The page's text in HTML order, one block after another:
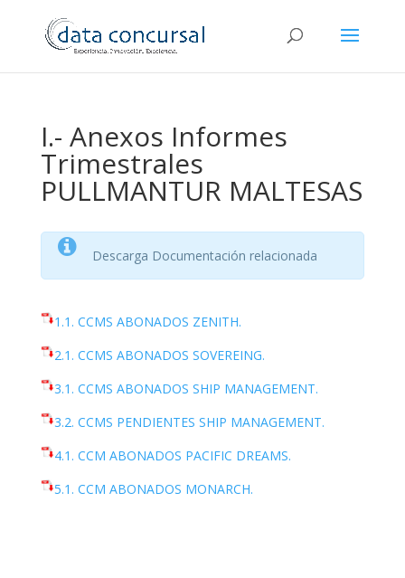
I.- Anexos Informes
Trimestrales
PULLMANTUR MALTESAS
Descarga Documentación relacionada
1.1. CCMS ABONADOS ZENITH.
2.1. CCMS ABONADOS SOVEREING.
3.1. CCMS ABONADOS SHIP MANAGEMENT.
3.2. CCMS PENDIENTES SHIP MANAGEMENT.
4.1. CCM ABONADOS PACIFIC DREAMS.
5.1. CCM ABONADOS MONARCH.